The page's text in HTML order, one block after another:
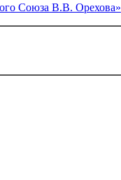
Союза В.В. Орехова»